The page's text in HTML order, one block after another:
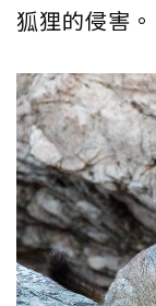
狐狸的侵害。